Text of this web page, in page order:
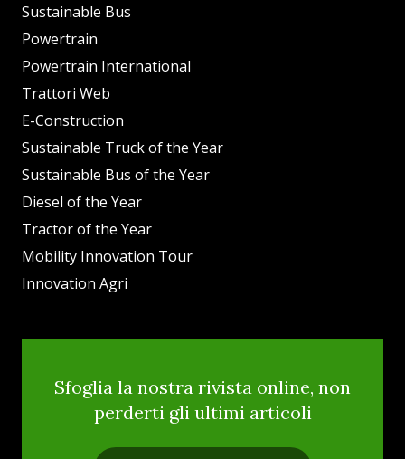
Sustainable Bus
Powertrain
Powertrain International
Trattori Web
E-Construction
Sustainable Truck of the Year
Sustainable Bus of the Year
Diesel of the Year
Tractor of the Year
Mobility Innovation Tour
Innovation Agri
Sfoglia la nostra rivista online, non
perderti gli ultimi articoli